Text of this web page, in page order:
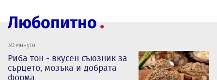
Любопитно
30 минути
Риба тон - вкусен съюзник за
сърцето, мозъка и добрата
форма